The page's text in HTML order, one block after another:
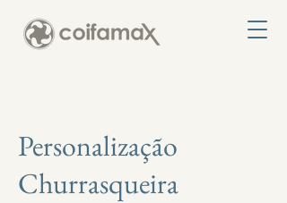
Personalização
Churrasqueira